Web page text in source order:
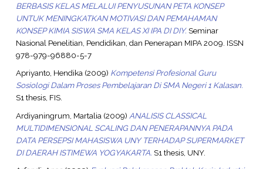
BERBASIS KELAS MELALUI PENYUSUNAN PETA KONSEP
UNTUK MENINGKATKAN MOTIVASI DAN PEMAHAMAN
KONSEP KIMIA SISWA SMA KELAS XI IPA DI DIY.Seminar
Nasional Penelitian, Pendidikan, dan Penerapan MIPA 2009. ISSN
978-979-96880-5-7
Apriyanto, Hendika(2009) Kompetensi Profesional Guru
Sosiologi Dalam Proses Pembelajaran Di SMA Negeri 1 Kalasan.
S1 thesis, FIS.
Ardiyaningrum, Martalia (2009) ANALISIS CLASSICAL
MULTIDIMENSIONAL SCALING DAN PENERAPANNYA PADA
DATA PERSEPSI MAHASISWA UNY TERHADAP SUPERMARKET
DI DAERAH ISTIMEWA YOGYAKARTA. S1 thesis, UNY.